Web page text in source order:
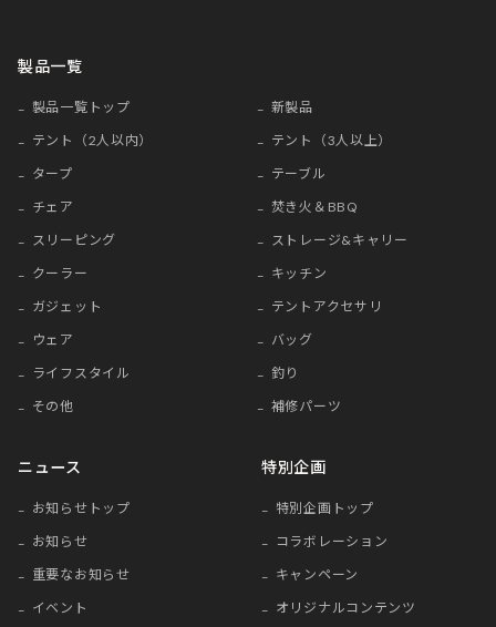
製品一覧
製品一覧トップ
新製品
テント（2人以内）
テント（3人以上）
タープ
テーブル
チェア
焚き火＆BBQ
スリーピング
ストレージ&キャリー
クーラー
キッチン
ガジェット
テントアクセサリ
ウェア
バッグ
ライフスタイル
釣り
その他
補修パーツ
ニュース
お知らせトップ
お知らせ
重要なお知らせ
イベント
特別企画
特別企画トップ
コラボレーション
キャンペーン
オリジナルコンテンツ